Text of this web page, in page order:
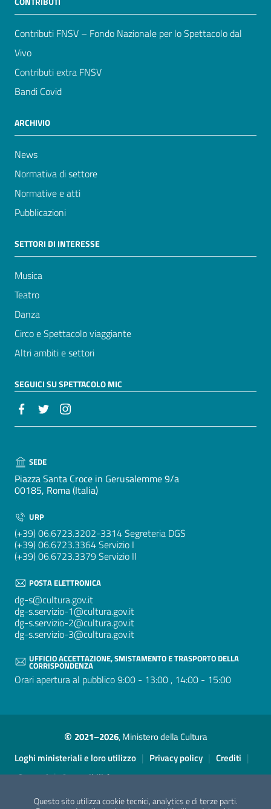
Questo sito utilizza cookie tecnici, analytics e di terze parti.
Contributi FNSV – Fondo Nazionale per lo Spettacolo dal
Vivo
Contributi extra FNSV
Bandi Covid
ARCHIVIO
News
Normativa di settore
Normative e atti
Pubblicazioni
SETTORI DI INTERESSE
Musica
Teatro
Danza
Circo e Spettacolo viaggiante
Altri ambiti e settori
SEGUICI SU SPETTACOLO MIC
SEDE
Piazza Santa Croce in Gerusalemme 9/a
00185, Roma (Italia)
URP
(+39) 06.6723.3202-3314 Segreteria DGS
(+39) 06.6723.3364 Servizio I
(+39) 06.6723.3379 Servizio II
POSTA ELETTRONICA
dg-s@cultura.gov.it
dg-s.servizio-1@cultura.gov.it
dg-s.servizio-2@cultura.gov.it
dg-s.servizio-3@cultura.gov.it
UFFICIO ACCETTAZIONE, SMISTAMENTO E TRASPORTO DELLA
CORRISPONDENZA
Orari apertura al pubblico 9:00 - 13:00 , 14:00 - 15:00
© 2021–2026, Ministero della Cultura
Sezione Link Utili
Loghi ministeriali e loro utilizzo | Privacy policy | Crediti |
Contatti | Accessibilità